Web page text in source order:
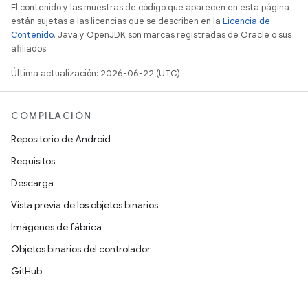
El contenido y las muestras de código que aparecen en esta página
están sujetas a las licencias que se describen en la Licencia de
Contenido. Java y OpenJDK son marcas registradas de Oracle o sus
afiliados.
Última actualización: 2026-06-22 (UTC)
COMPILACIÓN
Repositorio de Android
Requisitos
Descarga
Vista previa de los objetos binarios
Imágenes de fábrica
Objetos binarios del controlador
GitHub